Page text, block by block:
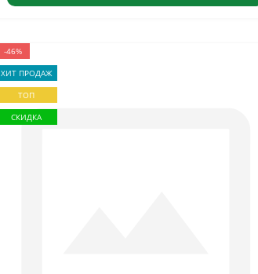
-46%
ХИТ ПРОДАЖ
ТОП
СКИДКА